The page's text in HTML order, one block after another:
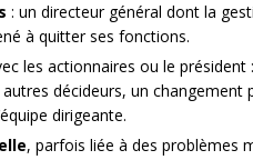
: un directeur général dont la
à quitter ses fonctions.
les actionnaires ou le
décideurs, un changement
dirigeante.
, parfois liée à des problèmes